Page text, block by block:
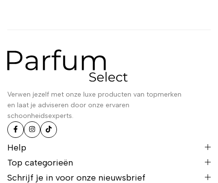
Verwen jezelf met onze luxe producten van topmerken
en laat je adviseren door onze ervaren
schoonheidsexperts.
Help
Top categorieën
Schrijf je in voor onze nieuwsbrief